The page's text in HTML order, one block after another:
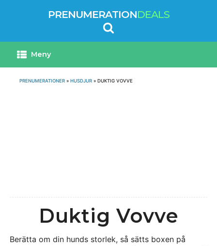
PRENUMERATIONDEALS
Meny
PRENUMERATIONER » HUSDJUR » DUKTIG VOVVE
Duktig Vovve
Berätta om din hunds storlek, så sätts boxen på